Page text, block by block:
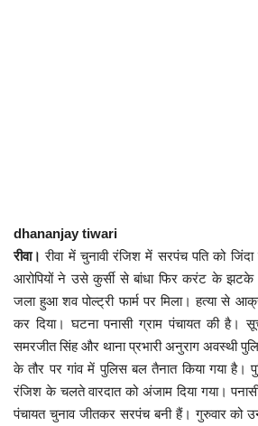
कैरियर
पर्यटन
खेल
धर्म
dhananjay tiwari
रीवा। रीवा में चुनावी रंजिश में सरपंच पति को
आरोपियों ने उसे कुर्सी से बांधा फिर करंट के
जला हुआ शव पोल्ट्री फार्म पर मिला। हत्या से
कर दिया। घटना पनासी ग्राम पंचायत की है।
समरजीत सिंह और थाना प्रभारी अनुराग अवस्थी
के तौर पर गांव में पुलिस बल तैनात किया गया है।
रंजिश के चलते वारदात को अंजाम दिया गया।
पंचायत चुनाव जीतकर सरपंच बनी हैं। गुरुवार को